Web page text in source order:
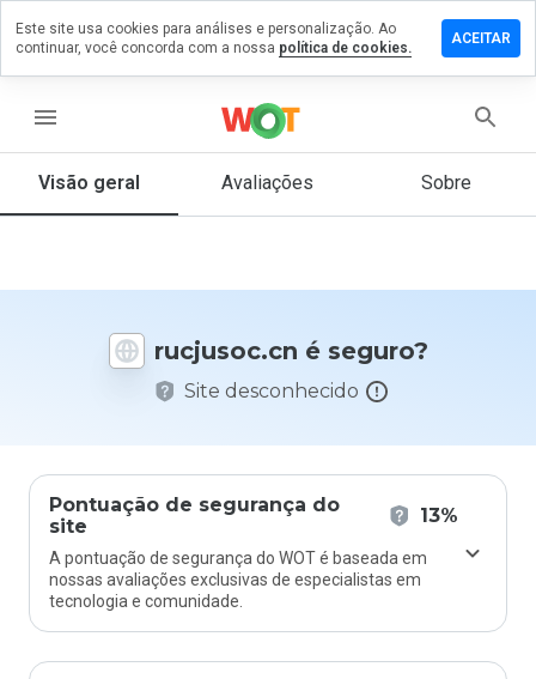
menu
Visão geral Avaliações Sobre
rucjusoc.cn é seguro?
Site desconhecido
Pontuação de segurança do
site
13%
A pontuação de segurança do WOT é baseada em
nossas avaliações exclusivas de especialistas em
tecnologia e comunidade.
um
que
Este site usa cookies para análises e personalização. Ao
continuar, você concorda com a nossa política de cookies.
ACEITAR